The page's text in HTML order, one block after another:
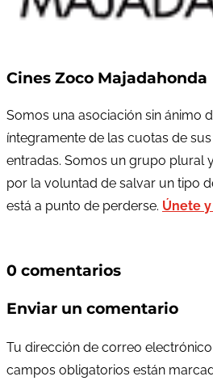
Cines Zoco Majadahonda
Somos una asociación sin ánimo
íntegramente de las cuotas de
entradas. Somos un grupo plural
por la voluntad de salvar un tipo
está a punto de perderse. Únete
0 comentarios
Enviar un comentario
Tu dirección de correo
campos obligatorios están